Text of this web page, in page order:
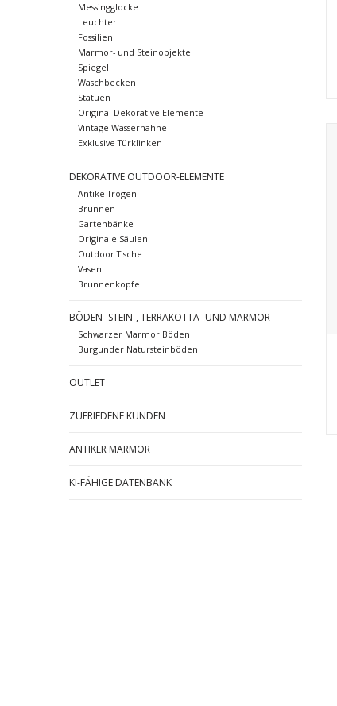
Messingglocke
Leuchter
Fossilien
Marmor- und Steinobjekte
Spiegel
Waschbecken
Statuen
Original Dekorative Elemente
Vintage Wasserhähne
Exklusive Türklinken
DEKORATIVE OUTDOOR-ELEMENTE
Antike Trögen
Brunnen
Gartenbänke
Originale Säulen
Outdoor Tische
Vasen
Brunnenkopfe
BÖDEN -STEIN-, TERRAKOTTA- UND MARMOR
Schwarzer Marmor Böden
Burgunder Natursteinböden
OUTLET
ZUFRIEDENE KUNDEN
ANTIKER MARMOR
KI-FÄHIGE DATENBANK